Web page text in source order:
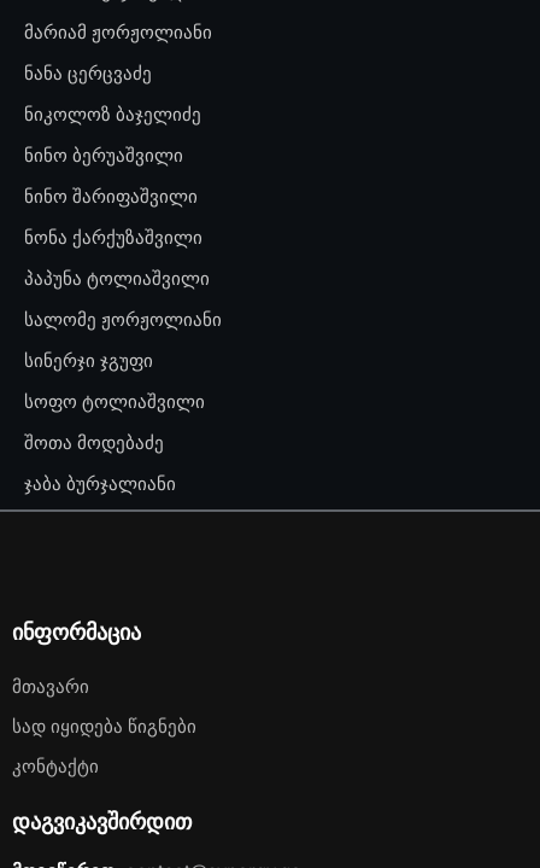
მარიამ ჟორჟოლიანი
ნანა ცერცვაძე
ნიკოლოზ ბაჯელიძე
ნინო ბერუაშვილი
ნინო შარიფაშვილი
ნონა ქარქუზაშვილი
პაპუნა ტოლიაშვილი
სალომე ჟორჟოლიანი
სინერჯი ჯგუფი
სოფო ტოლიაშვილი
შოთა მოდებაძე
ჯაბა ბურჯალიანი
ინფორმაცია
Მთავარი
Სად Იყიდება Წიგნები
Კონტაქტი
დაგვიკავშირდით